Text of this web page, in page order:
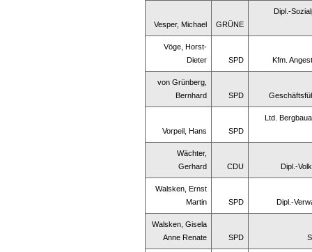
Vesper, Michael GRÜNE
Dipl.-
Vöge, Horst-
Dieter
SPD Kfm.
von Grünberg,
Bernhard
SPD
Vorpeil, Hans SPD
Ltd.
Wächter,
Gerhard
CDU Dipl.-
Walsken, Ernst
Martin
SPD Dipl.-
Walsken, Gisela
Anne Renate
SPD